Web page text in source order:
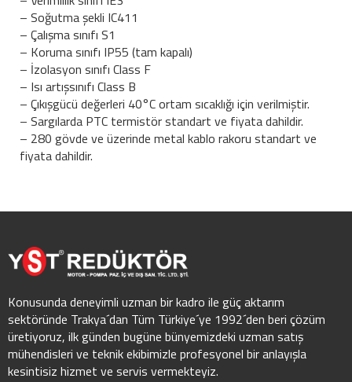
– Soğutma şekli IC411
– Çalışma sınıfı S1
– Koruma sınıfı IP55 (tam kapalı)
– İzolasyon sınıfı Class F
– Isı artışsınıfı Class B
– Çıkışgücü değerleri 40°C ortam sıcaklığı için verilmiştir.
– Sargılarda PTC termistör standart ve fiyata dahildir.
– 280 gövde ve üzerinde metal kablo rakoru standart ve
fiyata dahildir.
Konusunda deneyimli uzman bir kadro ile güç aktarım
sektöründe Trakya´dan Tüm Türkiye´ye 1992´den beri çözüm
üretiyoruz, ilk günden bugüne bünyemizdeki uzman satış
mühendisleri ve teknik ekibimizle profesyonel bir anlayışla
kesintisiz hizmet ve servis vermekteyiz.